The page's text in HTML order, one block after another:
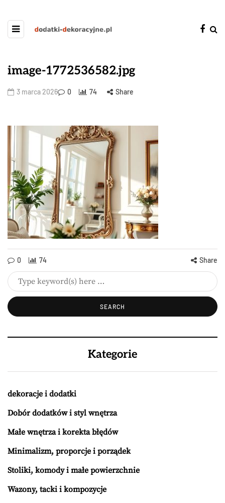
image-1772536582.jpg
3 marca 2026 0 74 Share
0 74 Share
Kategorie
dekoracje i dodatki
Dobór dodatków i styl wnętrza
Małe wnętrza i korekta błędów
Minimalizm, proporcje i porządek
Stoliki, komody i małe powierzchnie
Wazony, tacki i kompozycje